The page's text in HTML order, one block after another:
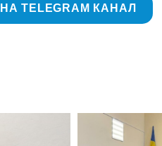
TELEGRAM КАНАЛ